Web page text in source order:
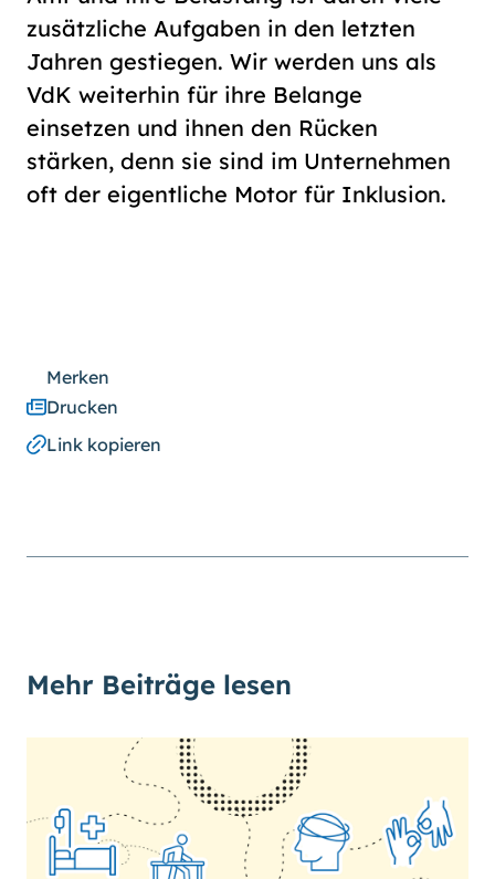
zusätzliche Aufgaben in den letzten
Jahren gestiegen. Wir werden uns als
VdK weiterhin für ihre Belange
einsetzen und ihnen den Rücken
stärken, denn sie sind im Unternehmen
oft der eigentliche Motor für Inklusion.
Merken
Drucken
Link kopieren
Mehr Beiträge lesen